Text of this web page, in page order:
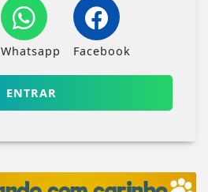
Whatsapp Facebook
ENTRAR